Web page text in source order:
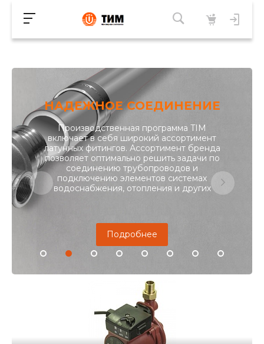
Подробнее